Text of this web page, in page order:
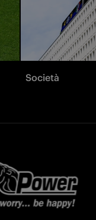
Società